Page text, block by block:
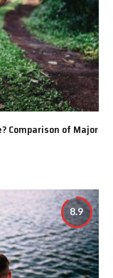
Comparison of Major
8.9